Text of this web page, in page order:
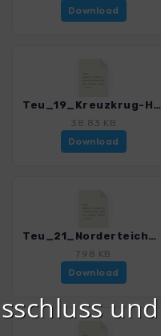
Download
Teu_19_Kreuzkrug-Hermann_4020_7.gpx
38.83 KB
Download
Teu_21_Norderteich_4020_7.gpx
7.98 KB
Download
und